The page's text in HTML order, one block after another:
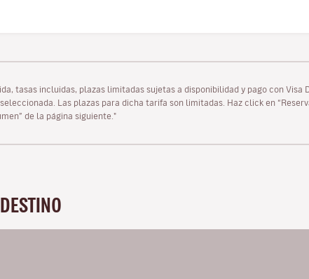
tasas incluidas, plazas limitadas sujetas a disponibilidad y pago con
Las plazas para dicha tarifa son limitadas. Haz click en
de la página siguiente."